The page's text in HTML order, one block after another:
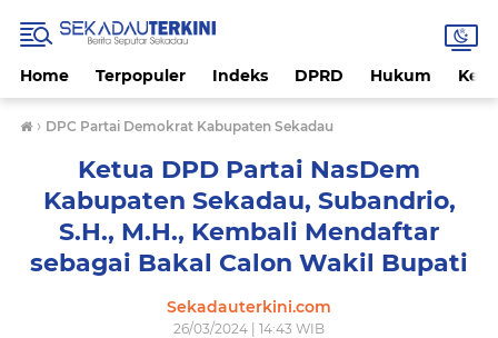
Home Terpopuler Indeks DPRD Hukum
› DPC Partai Demokrat Kabupaten Sekadau
Ketua DPD Partai NasDem
Kabupaten Sekadau, Subandrio,
S.H., M.H., Kembali Mendaftar
sebagai Bakal Calon Wakil Bupati
Sekadauterkini.com
26/03/2024 | 14:43 WIB